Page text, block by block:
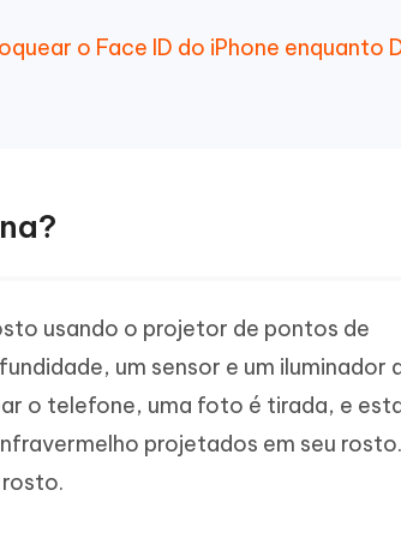
o Face ID do iPhone enquanto
usando o projetor de pontos de
um sensor e um iluminador
o telefone, uma foto é tirada, e
projetados em seu